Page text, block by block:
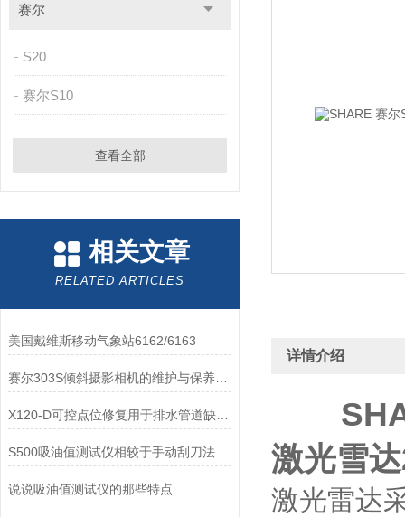
赛尔
S20
赛尔S10
查看全部
相关文章
RELATED ARTICLES
美国戴维斯移动气象站6162/6163
赛尔303S倾斜摄影相机的维护与保养指南
X120-D可控点位修复用于排水管道缺陷点修复方案
S500吸油值测试仪相较于手动刮刀法的优势：精度、效率与重复性
说说吸油值测试仪的那些特点
详情介绍
激光雪
激光雷达